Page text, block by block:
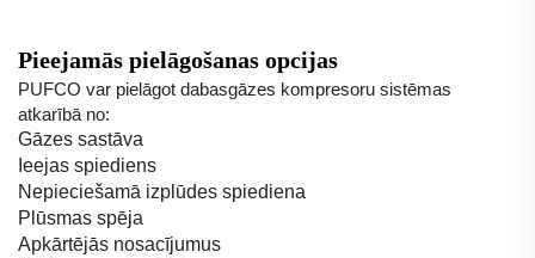
Pieejamās pielāgošanas opcijas
PUFCO var pielāgot dabasgāzes kompresoru sistēmas
atkarībā no:
Gāzes sastāva
Ieejas spiediens
Nepieciešamā izplūdes spiediena
Plūsmas spēja
Apkārtējās nosacījumus